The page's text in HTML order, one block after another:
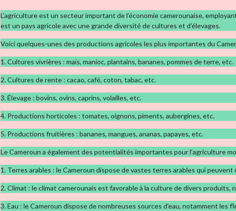
L’agriculture est un secteur important de l’économie camerounaise,
est un pays agricole avec une grande diversité de cultures et d’élevages.
Voici quelques-unes des productions agricoles les plus importantes du
1. Cultures vivrières : maïs, manioc, plantains, bananes, pommes de terre, etc.
2. Cultures de rente : cacao, café, coton, tabac, etc.
3. Élevage : bovins, ovins, caprins, volailles, etc.
4. Productions horticoles : tomates, oignons, piments, aubergines, etc.
5. Productions fruitières : bananes, mangues, ananas, papayes, etc.
Le Cameroun a également des potentialités importantes pour l’agriculture
1. Terres arables : le Cameroun dispose de vastes terres arables qui
2. Climat : le climat camerounais est favorable à la culture de divers
3. Eau : le Cameroun dispose de nombreuses sources d’eau, notamment les